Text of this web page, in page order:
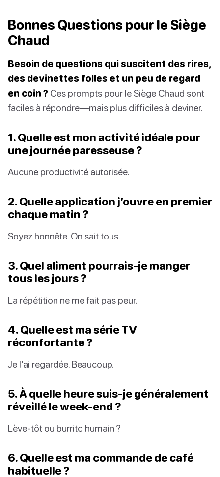
Bonnes Questions pour le Siège
Chaud
Besoin de questions qui suscitent des rires,
des devinettes folles et un peu de regard
en coin ? Ces prompts pour le Siège Chaud sont
faciles à répondre—mais plus difficiles à deviner.
1. Quelle est mon activité idéale pour
une journée paresseuse ?
Aucune productivité autorisée.
2. Quelle application j’ouvre en premier
chaque matin ?
Soyez honnête. On sait tous.
3. Quel aliment pourrais-je manger
tous les jours ?
La répétition ne me fait pas peur.
4. Quelle est ma série TV
réconfortante ?
Je l’ai regardée. Beaucoup.
5. À quelle heure suis-je généralement
réveillé le week-end ?
Lève-tôt ou burrito humain ?
6. Quelle est ma commande de café
habituelle ?